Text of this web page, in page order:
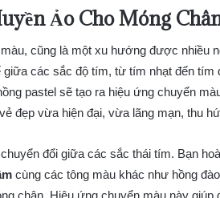
Ảo Cho Móng
cũng là một xu hướng được nhiều
giữa các sắc độ tím, từ tím nhạt đến
pastel sẽ tạo ra hiệu ứng chuyển
đẹp vừa hiện đại, vừa lãng mạn, thu
đổi giữa các sắc thái tím. Bạn
cùng các tông màu khác như hồng